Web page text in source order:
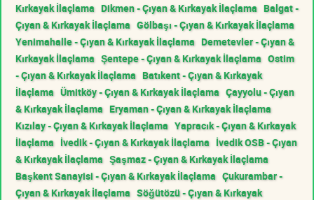
Kırkayak İlaçlama Dikmen - Çıyan & Kırkayak İlaçlama Balgat -
Çıyan & Kırkayak İlaçlama Gölbaşı - Çıyan & Kırkayak İlaçlama
Yenimahalle - Çıyan & Kırkayak İlaçlama Demetevler - Çıyan &
Kırkayak İlaçlama Şentepe - Çıyan & Kırkayak İlaçlama Ostim
- Çıyan & Kırkayak İlaçlama Batıkent - Çıyan & Kırkayak
İlaçlama Ümitköy - Çıyan & Kırkayak İlaçlama Çayyolu - Çıyan
& Kırkayak İlaçlama Eryaman - Çıyan & Kırkayak İlaçlama
Kızılay - Çıyan & Kırkayak İlaçlama Yapracık - Çıyan & Kırkayak
İlaçlama İvedik - Çıyan & Kırkayak İlaçlama İvedik OSB - Çıyan
& Kırkayak İlaçlama Şaşmaz - Çıyan & Kırkayak İlaçlama
Başkent Sanayisi - Çıyan & Kırkayak İlaçlama Çukurambar -
Çıyan & Kırkayak İlaçlama Söğütözü - Çıyan & Kırkayak